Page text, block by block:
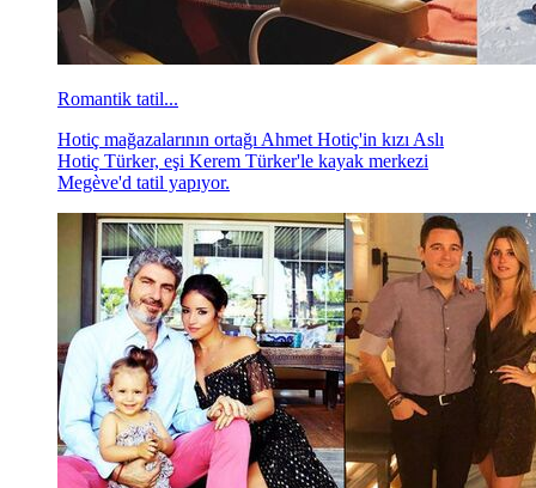
Romantik tatil...
Hotiç mağazalarının ortağı Ahmet Hotiç'in kızı Aslı
Hotiç Türker, eşi Kerem Türker'le kayak merkezi
Megève'd tatil yapıyor.